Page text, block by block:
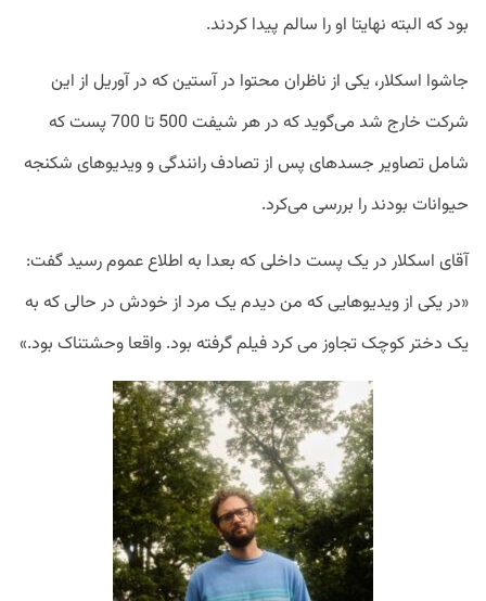
بود که البته نهایتا او را سالم پیدا کردند.
جاشوا اسکلار، یکی از ناظران محتوا در آستین که در آوریل از این
شرکت خارج شد می‌گوید که در هر شیفت 500 تا 700 پست که
شامل تصاویر جسد‌های پس از تصادف رانندگی و ویدیو‌های شکنجه
حیوانات بودند را بررسی می‌کرد.
آقای اسکلار در یک پست داخلی که بعدا به اطلاع عموم رسید گفت:
«در یکی از ویدیو‌هایی که من دیدم یک مرد از خودش در حالی که به
یک دختر کوچک تجاوز می کرد فیلم گرفته بود. واقعا وحشتناک بود.»